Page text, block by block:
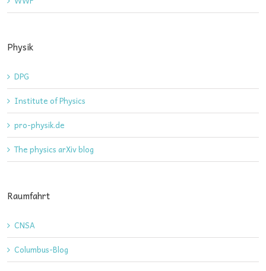
Physik
DPG
Institute of Physics
pro-physik.de
The physics arXiv blog
Raumfahrt
CNSA
Columbus-Blog